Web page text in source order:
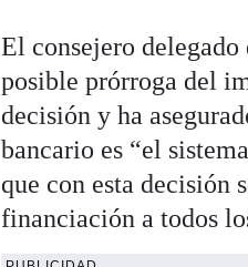
El consejero
posible prórroga del
decisión y ha
bancario es “el
que con esta decisión
financiación a todos